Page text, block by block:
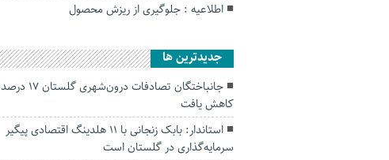
اطلاعیه : جلوگیری از ریزش محصول
جديدترين ها
جانباختگان تصادفات درون‌شهری گلستان ۱۷ درصد
کاهش یافت
استاندار: بابک زنجانی با ۱۱ هلدینگ اقتصادی پیگیر
سرمایه‌گذاری در گلستان است